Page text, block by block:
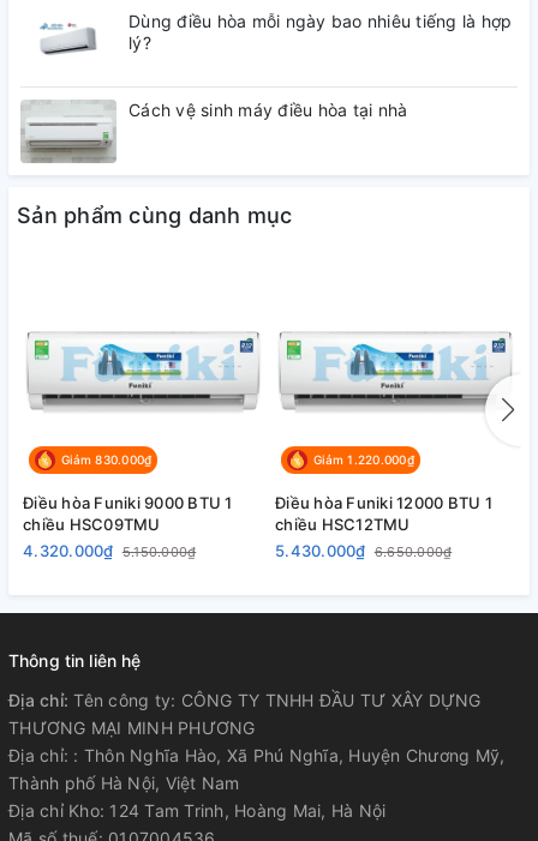
Dùng điều hòa mỗi ngày bao nhiêu tiếng là hợp
lý?
Cách vệ sinh máy điều hòa tại nhà
Sản phẩm cùng danh mục
Giảm 830.000₫
Điều hòa Funiki 9000 BTU 1
chiều HSC09TMU
4.320.000₫ 5.150.000₫
Giảm 1.220.000₫
Điều hòa Funiki 12000 BTU 1
chiều HSC12TMU
5.430.000₫ 6.650.000₫
Thông tin liên hệ
Địa chỉ:Tên công ty: CÔNG TY TNHH ĐẦU TƯ XÂY DỰNG
THƯƠNG MẠI MINH PHƯƠNG
Địa chỉ: : Thôn Nghĩa Hào, Xã Phú Nghĩa, Huyện Chương Mỹ,
Thành phố Hà Nội, Việt Nam
Địa chỉ Kho: 124 Tam Trinh, Hoàng Mai, Hà Nội